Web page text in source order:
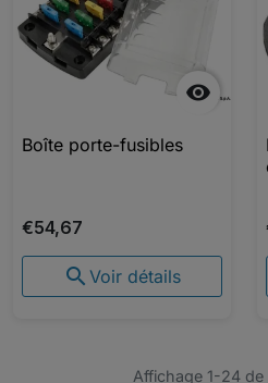

Boîte porte-fusibles
€54,67
 Voir détails
Affichage 1-24